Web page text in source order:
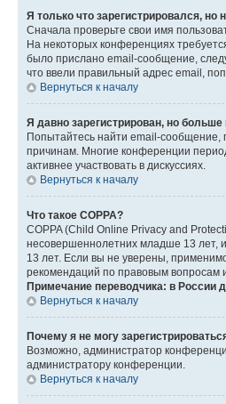
Я только что зарегистрировался, но
Сначала проверьте свои имя
На некоторых конференциях
было прислано email-сообщение,
что ввели правильный адрес email,
Вернуться к началу
Я давно зарегистрирован, но больше
Попытайтесь найти email-сообщение,
причинам. Многие конференции
активнее участвовать в дискуссиях.
Вернуться к началу
Что такое COPPA?
COPPA (Child Online Privacy and
несовершеннолетних младше 13 лет,
13 лет. Если вы не уверены,
рекомендаций по правовым вопросам
Примечание переводчика: в России
Вернуться к началу
Почему я не могу
Возможно, администратор
администратору конференции.
Вернуться к началу